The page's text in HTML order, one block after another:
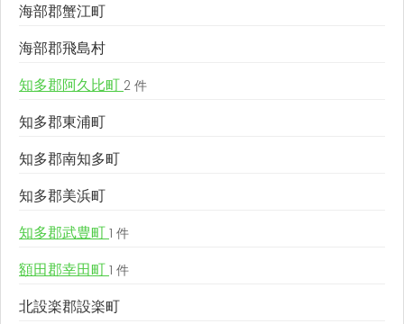
海部郡蟹江町
海部郡飛島村
知多郡阿久比町 2 件
知多郡東浦町
知多郡南知多町
知多郡美浜町
知多郡武豊町 1 件
額田郡幸田町 1 件
北設楽郡設楽町